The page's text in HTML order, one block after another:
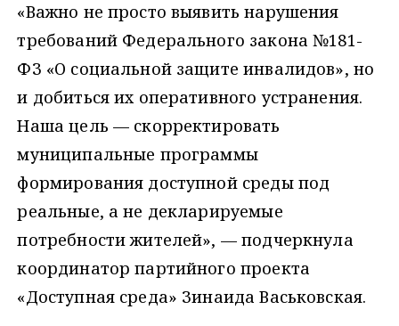
«Важно не просто выявить нарушения
требований Федерального закона №181-
ФЗ «О социальной защите инвалидов», но
и добиться их оперативного устранения.
Наша цель — скорректировать
муниципальные программы
формирования доступной среды под
реальные, а не декларируемые
потребности жителей», — подчеркнула
координатор партийного проекта
«Доступная среда» Зинаида Васьковская.